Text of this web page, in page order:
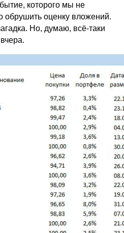
которого мы не
обрушить оценку вложений.
Но, думаю, всё-таки